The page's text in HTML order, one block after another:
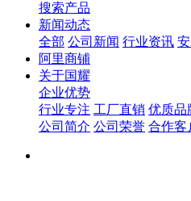
搜索产品
新闻动态
全部 公司新闻 行业资讯
阿里商铺
关于国耀
企业优势
行业专注 工厂直销 优质品
公司简介 公司荣誉 合作客